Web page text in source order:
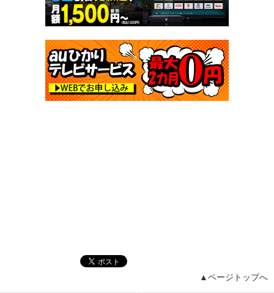
▲ページトップへ